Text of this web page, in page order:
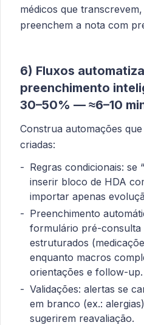
médicos que
preenchem a nota com
6) Fluxos
preenchimento
30–50% — ≈6–10
Construa automações que
criadas:
Regras condicionais: se
inserir bloco de HDA
importar apenas
Preenchimento
formulário pré-consulta
estruturados
enquanto macros
orientações e follow-up.
Validações: alertas se
em branco (ex.:
sugerirem reavaliação.